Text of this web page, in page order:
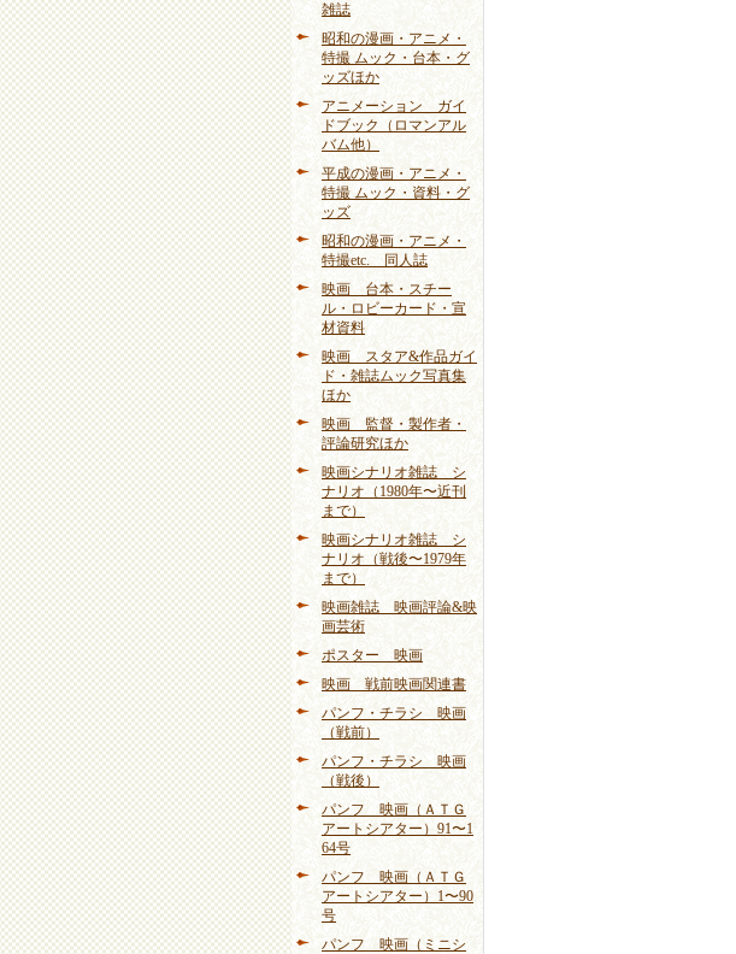
雑誌
昭和の漫画・アニメ・
特撮 ムック・台本・グ
ッズほか
アニメーション ガイ
ドブック（ロマンアル
バム他）
平成の漫画・アニメ・
特撮 ムック・資料・グ
ッズ
昭和の漫画・アニメ・
特撮etc. 同人誌
映画 台本・スチー
ル・ロビーカード・宣
材資料
映画 スタア&作品ガイ
ド・雑誌ムック写真集
ほか
映画 監督・製作者・
評論研究ほか
映画シナリオ雑誌 シ
ナリオ（1980年〜近刊
まで）
映画シナリオ雑誌 シ
ナリオ（戦後〜1979年
まで）
映画雑誌 映画評論&映
画芸術
ポスター 映画
映画 戦前映画関連書
パンフ・チラシ 映画
（戦前）
パンフ・チラシ 映画
（戦後）
パンフ 映画（ＡＴＧ
アートシアター）91〜1
64号
パンフ 映画（ＡＴＧ
アートシアター）1〜90
号
パンフ 映画（ミニシ